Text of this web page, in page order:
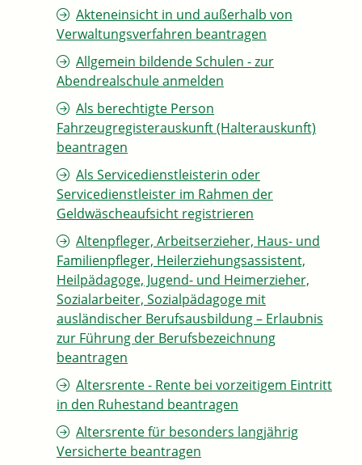
Akteneinsicht in und außerhalb von
Verwaltungsverfahren beantragen
Allgemein bildende Schulen - zur
Abendrealschule anmelden
Als berechtigte Person
Fahrzeugregisterauskunft (Halterauskunft)
beantragen
Als Servicedienstleisterin oder
Servicedienstleister im Rahmen der
Geldwäscheaufsicht registrieren
Altenpfleger, Arbeitserzieher, Haus- und
Familienpfleger, Heilerziehungsassistent,
Heilpädagoge, Jugend- und Heimerzieher,
Sozialarbeiter, Sozialpädagoge mit
ausländischer Berufsausbildung – Erlaubnis
zur Führung der Berufsbezeichnung
beantragen
Altersrente - Rente bei vorzeitigem Eintritt
in den Ruhestand beantragen
Altersrente für besonders langjährig
Versicherte beantragen